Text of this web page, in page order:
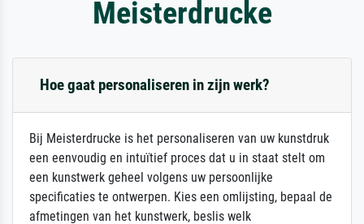
Meisterdrucke
Hoe gaat personaliseren in zijn werk?
Bij Meisterdrucke is het personaliseren van uw kunstdruk
een eenvoudig en intuïtief proces dat u in staat stelt om
een kunstwerk geheel volgens uw persoonlijke
specificaties te ontwerpen. Kies een omlijsting, bepaal de
afmetingen van het kunstwerk, beslis welk